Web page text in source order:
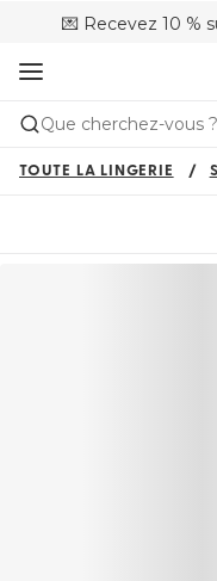
💌 Recevez 10 %
🚚
🌍 Vendus
Que cherchez-vous ?
TOUTE LA LINGERIE